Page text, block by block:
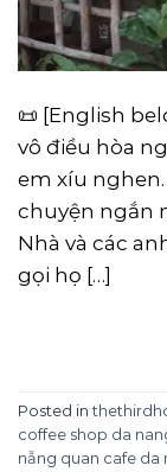
📜 [English
vô điều hòa
em xíu
chuyện ngắn
Nhà và các
gọi họ […]
Posted in
coffee shop da
nẵng quan cafe da